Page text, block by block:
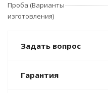
Проба (Варианты
изготовления)
Задать вопрос
Гарантия